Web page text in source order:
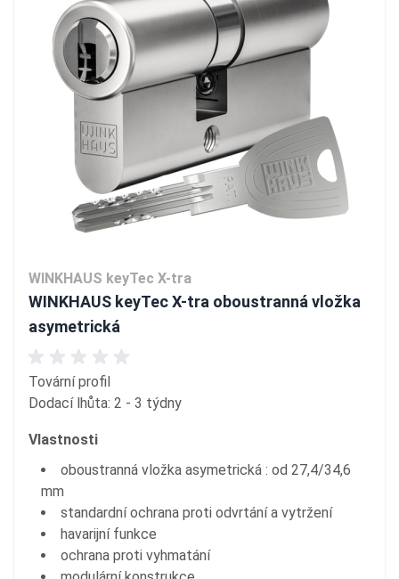
WINKHAUS keyTec X-tra
WINKHAUS keyTec X-tra oboustranná vložka
asymetrická
Tovární profil
Dodací lhůta: 2 - 3 týdny
Vlastnosti
oboustranná vložka asymetrická : od 27,4/34,6
mm
standardní ochrana proti odvrtání a vytržení
havarijní funkce
ochrana proti vyhmatání